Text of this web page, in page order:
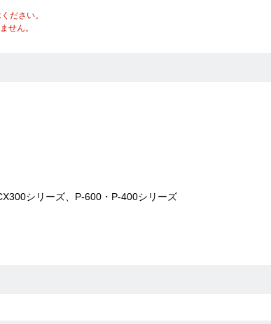
ださい。
せん。
シリーズ、P-600・P-400シリーズ